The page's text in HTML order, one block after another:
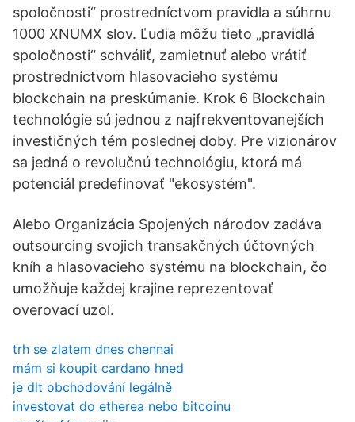
spoločnosti“ prostredníctvom pravidla a súhrnu
1000 XNUMX slov. Ľudia môžu tieto „pravidlá
spoločnosti“ schváliť, zamietnuť alebo vrátiť
prostredníctvom hlasovacieho systému
blockchain na preskúmanie. Krok 6 Blockchain
technológie sú jednou z najfrekventovanejších
investičných tém poslednej doby. Pre vizionárov
sa jedná o revolučnú technológiu, ktorá má
potenciál predefinovať "ekosystém".
Alebo Organizácia Spojených národov zadáva
outsourcing svojich transakčných účtovných
kníh a hlasovacieho systému na blockchain, čo
umožňuje každej krajine reprezentovať
overovací uzol.
trh se zlatem dnes chennai
mám si koupit cardano hned
je dlt obchodování legálně
investovat do etherea nebo bitcoinu